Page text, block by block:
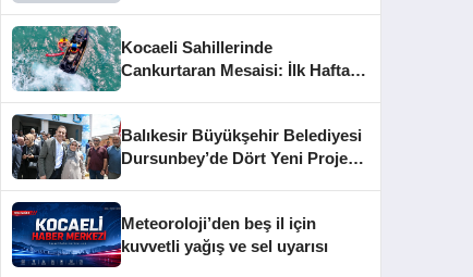
Kocaeli Sahillerinde
Cankurtaran Mesaisi: İlk Haftada
Balıkesir Büyükşehir Belediyesi
Dursunbey’de Dört Yeni Projeyi
Meteoroloji’den beş il için
kuvvetli yağış ve sel uyarısı